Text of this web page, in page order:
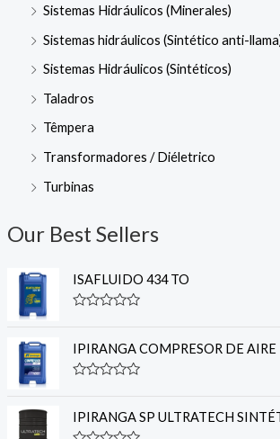
Sistemas Hidráulicos (Minerales)
Sistemas hidráulicos (Sintético anti-
Sistemas Hidráulicos (Sintéticos)
Taladros
Têmpera
Transformadores / Diéletrico
Turbinas
Our Best Sellers
ISAFLUIDO 434 TO
t
e
d
t
o
IPIRANGA COMPRESOR DE AIRE
t
e
IPIRANGA SP ULTRATECH